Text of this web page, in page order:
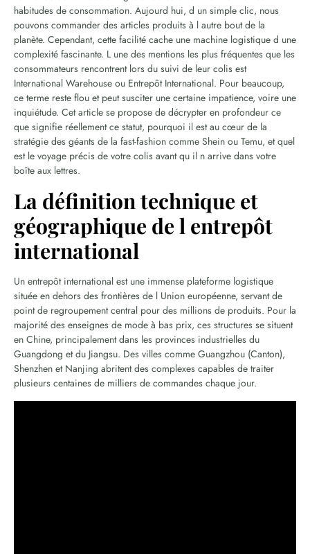
habitudes de consommation. Aujourd hui, d un simple clic, nous
pouvons commander des articles produits à l autre bout de la
planète. Cependant, cette facilité cache une machine logistique d une
complexité fascinante. L une des mentions les plus fréquentes que les
consommateurs rencontrent lors du suivi de leur colis est
International Warehouse ou Entrepôt International. Pour beaucoup,
ce terme reste flou et peut susciter une certaine impatience, voire une
inquiétude. Cet article se propose de décrypter en profondeur ce
que signifie réellement ce statut, pourquoi il est au cœur de la
stratégie des géants de la fast-fashion comme Shein ou Temu, et quel
est le voyage précis de votre colis avant qu il n arrive dans votre
boîte aux lettres.
La définition technique et
géographique de l entrepôt
international
Un entrepôt international est une immense plateforme logistique
située en dehors des frontières de l Union européenne, servant de
point de regroupement central pour des millions de produits. Pour la
majorité des enseignes de mode à bas prix, ces structures se situent
en Chine, principalement dans les provinces industrielles du
Guangdong et du Jiangsu. Des villes comme Guangzhou (Canton),
Shenzhen et Nanjing abritent des complexes capables de traiter
plusieurs centaines de milliers de commandes chaque jour.